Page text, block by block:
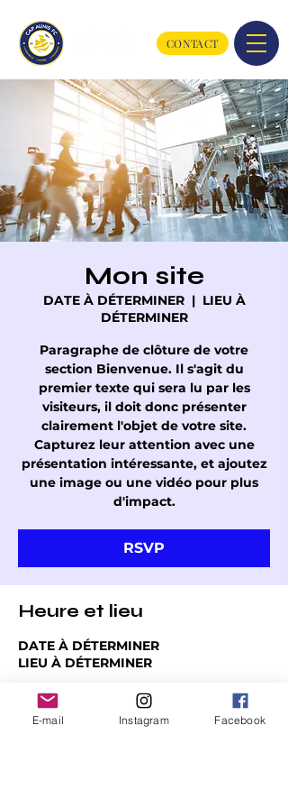
CONTACT
Mon site
DATE À DÉTERMINER
  |
LIEU À
DÉTERMINER
Paragraphe de clôture de votre
section Bienvenue. Il s'agit du
premier texte qui sera lu par les
visiteurs, il doit donc présenter
clairement l'objet de votre site.
Capturez leur attention avec une
présentation intéressante, et ajoutez
une image ou une vidéo pour plus
d'impact.
RSVP
Heure et lieu
DATE À DÉTERMINER
LIEU À DÉTERMINER
RSVP
E-mail Instagram Facebook